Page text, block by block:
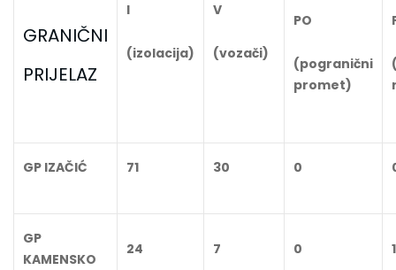
GRANIČNI
PRIJELAZ
I
(izolacija)
V
(vozači)
PO
(pogranični
promet)
GP IZAČIĆ 71 30 0
GP
KAMENSKO
24 7 0 1